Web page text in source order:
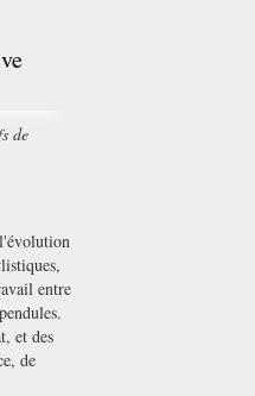
de
entre
et des
de